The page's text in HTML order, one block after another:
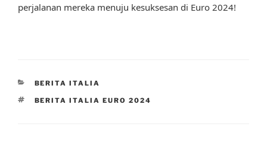
perjalanan mereka menuju kesuksesan di Euro 2024!
CATEGORIES
BERITA ITALIA
TAGS
BERITA ITALIA EURO 2024